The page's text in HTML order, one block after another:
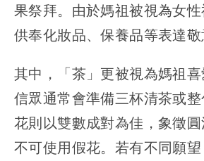
果祭拜。由於媽祖被視為女
供奉化妝品、保養品等表達敬
其中，「茶」更被視為媽祖喜
信眾通常會準備三杯清茶或
花則以雙數成對為佳，象徵
不可使用假花。若有不同願